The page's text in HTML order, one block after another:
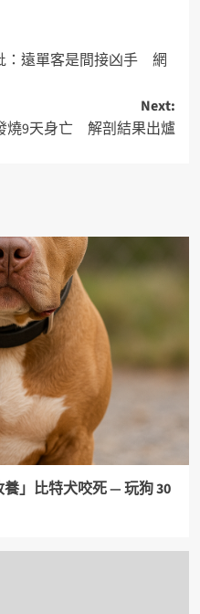
：遠單客是間接凶手 網
Next:
燒9天身亡 解剖結果出爐
」比特犬咬死 — 玩狗 30